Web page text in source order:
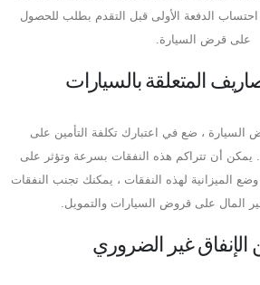
احتساب الدفعة الأولى قبل التقدم بطلب للحصول
على قرض السيارة.
المتعلقة بالسيارات
السيارة ، ضع في اعتبارك تكلفة التأمين على
يمكن أن تتراكم هذه النفقات بسرعة وتؤثر على
الميزانية لهذه النفقات ، يمكنك تجنب النفقات
المال على قروض السيارات والتمويل.
الإنفاق غير الضروري